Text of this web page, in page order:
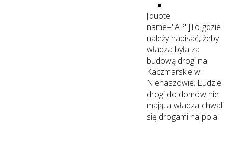
[quote
name="AP"]To gdzie
należy napisać, żeby
władza była za
budową drogi na
Kaczmarskie w
Nienaszowie. Ludzie
drogi do domów nie
mają, a władza chwali
się drogami na pola.